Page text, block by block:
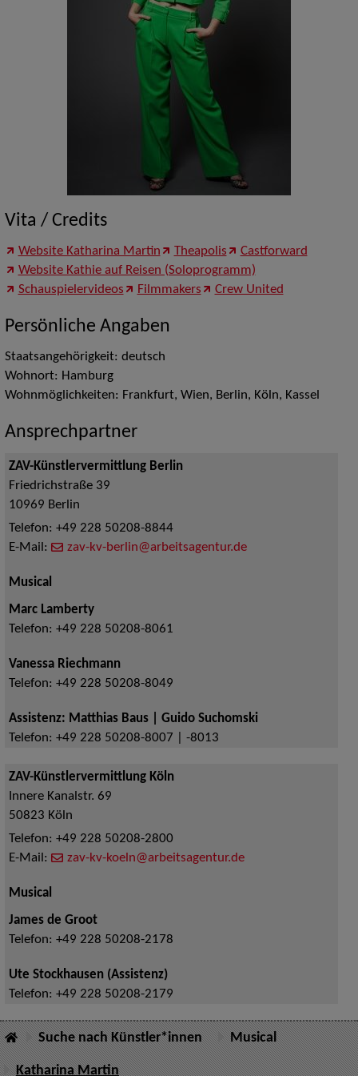
Vita / Credits
Website Katharina Martin Theapolis
Castforward
Website Kathie auf Reisen (Soloprogramm)
Schauspielervideos
Filmmakers Crew United
Persönliche Angaben
Staatsangehörigkeit: deutsch
Wohnort: Hamburg
Wohnmöglichkeiten: Frankfurt, Wien, Berlin, Köln, Kassel
Ansprechpartner
ZAV-Künstlervermittlung Berlin
Friedrichstraße 39
10969 Berlin
Telefon: +49 228 50208-8844
E-Mail:
zav-kv-berlin@arbeitsagentur.de
Musical
Marc Lamberty
Telefon: +49 228 50208-8061
Vanessa Riechmann
Telefon: +49 228 50208-8049
Assistenz: Matthias Baus | Guido Suchomski
Telefon: +49 228 50208-8007 | -8013
ZAV-Künstlervermittlung Köln
Innere Kanalstr. 69
50823 Köln
Telefon: +49 228 50208-2800
E-Mail:
zav-kv-koeln@arbeitsagentur.de
Musical
James de Groot
Telefon: +49 228 50208-2178
Ute Stockhausen (Assistenz)
Telefon: +49 228 50208-2179
Suche nach Künstler*innen Musical
Katharina Martin